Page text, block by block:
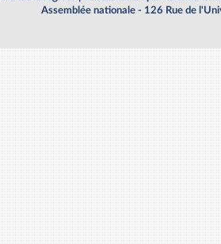
Assemblée nationale - 126 Rue de